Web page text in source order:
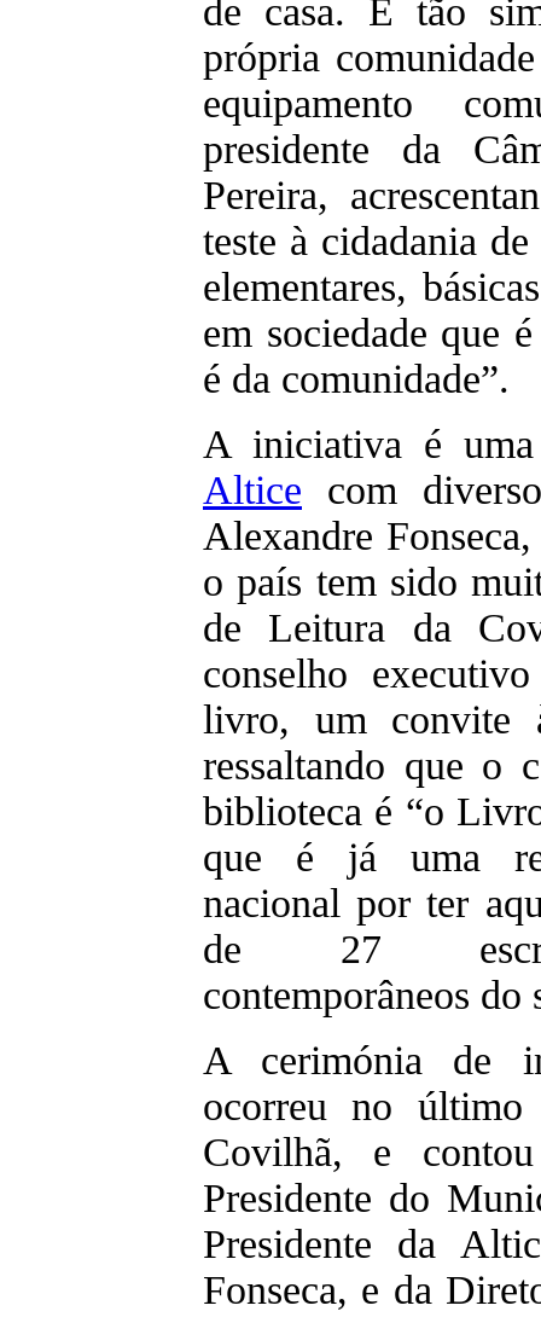
de casa. É tão
própria
equipamento
presidente da
Pereira,
teste à cidadania
elementares,
em sociedade que
é da comunidade”.
A iniciativa é
Altice com
Alexandre
o país tem sido
de Leitura da
conselho
livro, um convite
ressaltando que o
biblioteca é “o
que é já uma
nacional por ter
de 27
contemporâneos
A cerimónia de
ocorreu no
Covilhã, e
Presidente do
Presidente da
Fonseca, e da